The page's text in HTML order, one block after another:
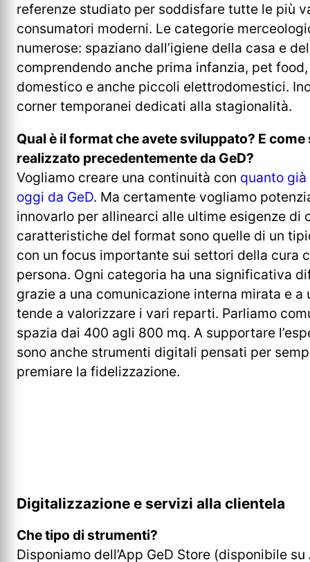
referenze studiato per soddisfare tutte le più
consumatori moderni. Le categorie
numerose: spaziano dall’igiene della casa e
comprendendo anche prima infanzia, pet
domestico e anche piccoli elettrodomestici.
corner temporanei dedicati alla stagionalità.
Qual è il format che avete sviluppato? E
realizzato precedentemente da GeD?
Vogliamo creare una continuità con quanto
oggi da GeD. Ma certamente vogliamo
innovarlo per allinearci alle ultime esigenze di
caratteristiche del format sono quelle di un
con un focus importante sui settori della cura
persona. Ogni categoria ha una significativa
grazie a una comunicazione interna mirata e
tende a valorizzare i vari reparti. Parliamo
spazia dai 400 agli 800 mq. A supportare
sono anche strumenti digitali pensati per
premiare la fidelizzazione.
Digitalizzazione e servizi alla clientela
Che tipo di strumenti?
Disponiamo dell’App GeD Store (disponibile